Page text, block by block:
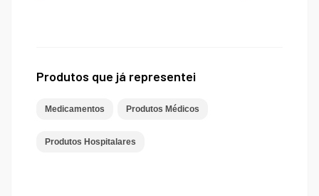
Produtos que já representei
Medicamentos Produtos Médicos
Produtos Hospitalares